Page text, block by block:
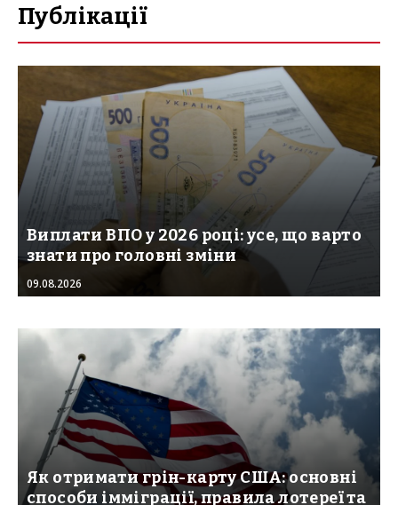
Публікації
Виплати ВПО у 2026 році: усе, що варто
знати про головні зміни
09.08.2026
Як отримати грін-карту США: основні
способи імміграції, правила лотереї та